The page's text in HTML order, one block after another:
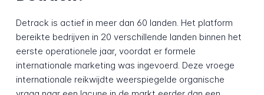
Detrack is actief in meer dan 60 landen. Het platform
bereikte bedrijven in 20 verschillende landen binnen het
eerste operationele jaar, voordat er formele
internationale marketing was ingevoerd. Deze vroege
internationale reikwijdte weerspiegelde organische